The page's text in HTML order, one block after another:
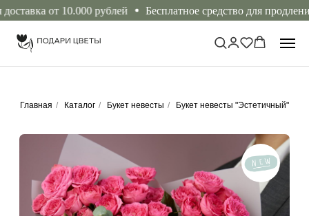
от 10.000 рублей Бесплатное средство для продления
Главная / Каталог / Букет невесты / Букет невесты "Эстетичный"